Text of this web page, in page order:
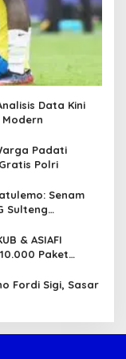
Data Kini
Padati
Polri
Senam
Sulteng
& ASIAFI
Paket
Fordi Sigi, Sasar